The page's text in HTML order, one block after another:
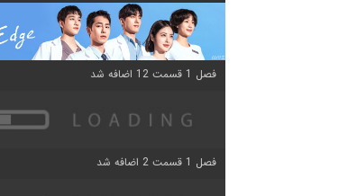
فصل 1 قسمت 12 اضافه شد
فصل 1 قسمت 2 اضافه شد